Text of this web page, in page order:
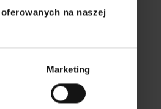
na naszej
Marketing